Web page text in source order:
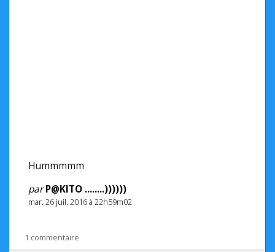
Hummmmm
parP@KITO ........))))))
mar. 26 juil. 2016 à 22h59m02
1 commentaire